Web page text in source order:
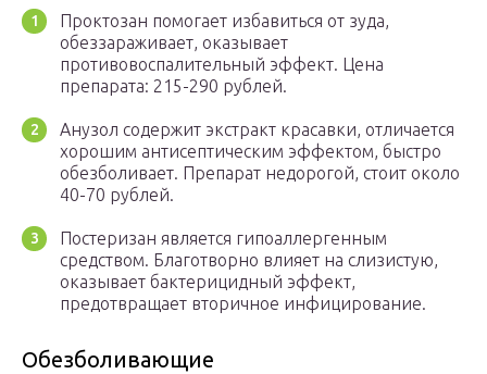
Проктозан помогает избавиться от зуда,
обеззараживает, оказывает
противовоспалительный эффект. Цена
препарата: 215-290 рублей.
Анузол содержит экстракт красавки, отличается
хорошим антисептическим эффектом, быстро
обезболивает. Препарат недорогой, стоит около
40-70 рублей.
Постеризан является гипоаллергенным
средством. Благотворно влияет на слизистую,
оказывает бактерицидный эффект,
предотвращает вторичное инфицирование.
Обезболивающие